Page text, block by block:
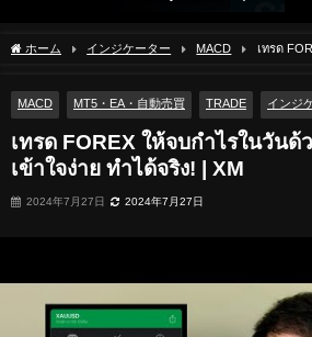
ホーム インジケーター MACD
เทรด
MACD MT5・EA・自動売買 TRADE インジ
เทรด FOREX ให้จบกำไรในวันด้
เข้าใจง่าย ทำได้จริง! | XM
2024年7月27日 2024年7月27日